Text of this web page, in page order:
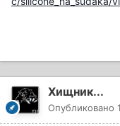
Хищник...
Опубликовано